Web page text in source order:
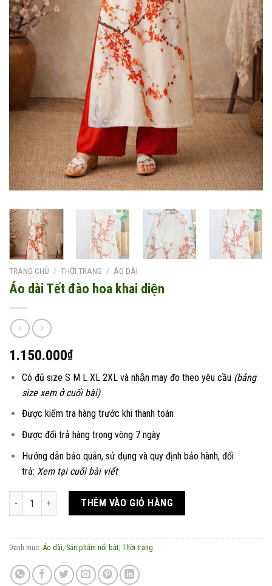
TRANG CHỦ / THỜI TRANG / ÁO DÀI
Áo dài Tết đào hoa khai diện
1.150.000₫
Có đủ size S M L XL 2XL và nhận may đo theo yêu cầu (bảng
size xem ở cuối bài)
Được kiểm tra hàng trước khi thanh toán
Được đổi trả hàng trong vòng 7 ngày
Hướng dẫn bảo quản, sử dụng và quy định bảo hành, đổi
trả: Xem tại cuối bài viết
Áo dài Tết đào hoa khai diện số lượng
THÊM VÀO GIỎ HÀNG
Danh mục: Áo dài, Sản phẩm nổi bật, Thời trang